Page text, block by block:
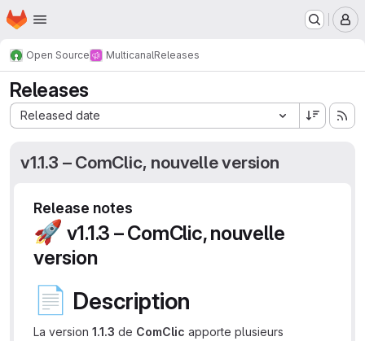
Skip to main content
Homepage
Open Source MulticanalReleases
Releases
Released date
Sort by:
v1.1.3 – ComClic, nouvelle version
Release notes
🚀 v1.1.3 – ComClic, nouvelle
version
📄 Description
La version 1.1.3 de ComClic apporte plusieurs